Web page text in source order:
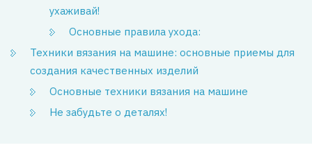
ухаживай!
Основные правила ухода:
Техники вязания на машине: основные приемы для
создания качественных изделий
Основные техники вязания на машине
Не забудьте о деталях!